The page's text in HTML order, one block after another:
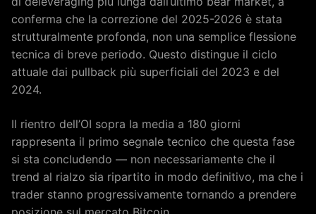
conferma che la correzione del 2025-2026 è stata
strutturalmente profonda, non una semplice flessione
tecnica di breve periodo. Questo distingue il ciclo
attuale dai pullback più superficiali del 2023 e del
2024.
Il rientro dell’OI sopra la media a 180 giorni
rappresenta il primo segnale tecnico che questa fase
si sta concludendo — non necessariamente che il
trend al rialzo sia ripartito in modo definitivo, ma che i
trader stanno progressivamente tornando a prendere